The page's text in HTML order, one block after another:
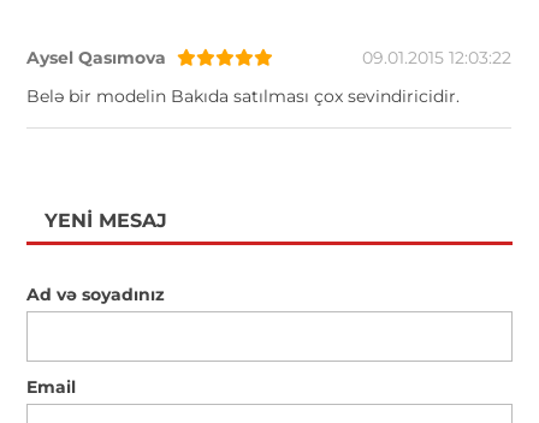
Aysel Qasımova
09.01.2015 12:03:22
Belə bir modelin Bakıda satılması çox sevindiricidir.
YENI MESAJ
Ad və soyadınız
Email